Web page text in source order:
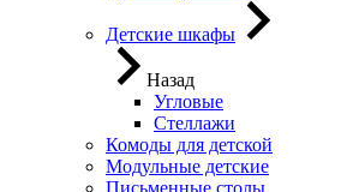
Детские шкафы
Назад
Угловые
Стеллажи
Комоды для детской
Модульные детские
Письменные столы